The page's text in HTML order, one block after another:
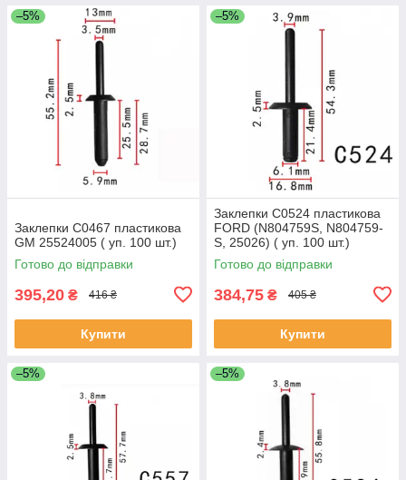
–5%
Заклепки C0467 пластикова
GM 25524005 ( уп. 100 шт.)
Готово до відправки
395,20 ₴ 416 ₴
Купити
–5%
Заклепки C0524 пластикова
FORD (N804759S, N804759-
S, 25026) ( уп. 100 шт.)
Готово до відправки
384,75 ₴ 405 ₴
Купити
–5% –5%